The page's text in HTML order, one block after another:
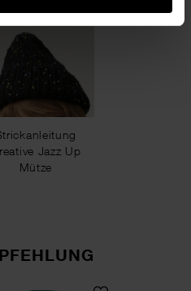
Jazz Up
Mütze
super chunky
Essentials Mega Wool